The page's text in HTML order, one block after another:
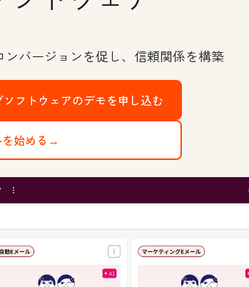
バージョンを促し、信頼関係を構築
フトウェアのデモを申し込む
を始める→